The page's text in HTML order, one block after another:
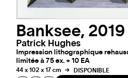
Banksee, 2019
Patrick Hughes
Impression lithographique
limitée à 75 ex. + 10 EA
44 x 102 x 17 cm
DISPONIBLE